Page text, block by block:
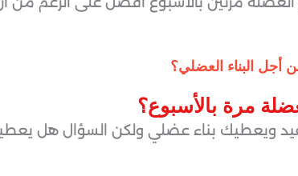
أجل البناء العضلي؟
مرة بالأسبوع؟
ويعطيك بناء عضلي ولكن السؤال هل